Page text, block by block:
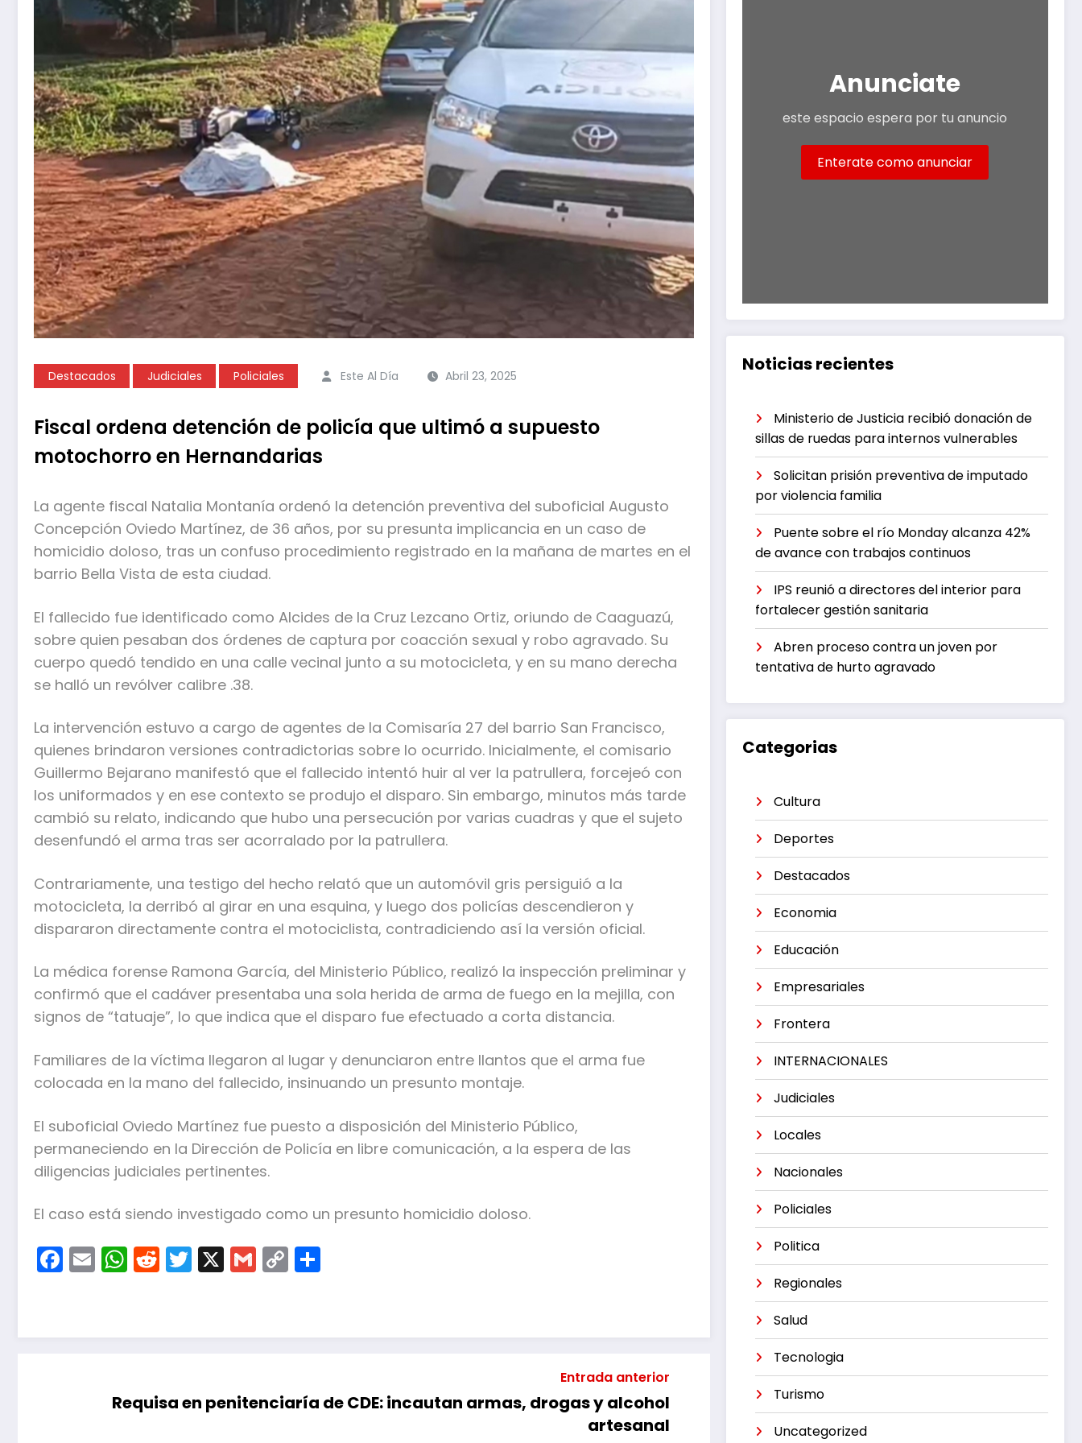
Destacados Judiciales Policiales Este Al Día Abril 23, 2025
Fiscal ordena detención de policía que ultimó a supuesto
motochorro en Hernandarias
La agente fiscal Natalia Montanía ordenó la detención preventiva del suboficial Augusto
Concepción Oviedo Martínez, de 36 años, por su presunta implicancia en un caso de
homicidio doloso, tras un confuso procedimiento registrado en la mañana de martes en el
barrio Bella Vista de esta ciudad.
El fallecido fue identificado como Alcides de la Cruz Lezcano Ortiz, oriundo de Caaguazú,
sobre quien pesaban dos órdenes de captura por coacción sexual y robo agravado. Su
cuerpo quedó tendido en una calle vecinal junto a su motocicleta, y en su mano derecha
se halló un revólver calibre .38.
La intervención estuvo a cargo de agentes de la Comisaría 27 del barrio San Francisco,
quienes brindaron versiones contradictorias sobre lo ocurrido. Inicialmente, el comisario
Guillermo Bejarano manifestó que el fallecido intentó huir al ver la patrullera, forcejeó con
los uniformados y en ese contexto se produjo el disparo. Sin embargo, minutos más tarde
cambió su relato, indicando que hubo una persecución por varias cuadras y que el sujeto
desenfundó el arma tras ser acorralado por la patrullera.
Contrariamente, una testigo del hecho relató que un automóvil gris persiguió a la
motocicleta, la derribó al girar en una esquina, y luego dos policías descendieron y
dispararon directamente contra el motociclista, contradiciendo así la versión oficial.
La médica forense Ramona García, del Ministerio Público, realizó la inspección preliminar y
confirmó que el cadáver presentaba una sola herida de arma de fuego en la mejilla, con
signos de “tatuaje”, lo que indica que el disparo fue efectuado a corta distancia.
Familiares de la víctima llegaron al lugar y denunciaron entre llantos que el arma fue
colocada en la mano del fallecido, insinuando un presunto montaje.
El suboficial Oviedo Martínez fue puesto a disposición del Ministerio Público,
permaneciendo en la Dirección de Policía en libre comunicación, a la espera de las
diligencias judiciales pertinentes.
El caso está siendo investigado como un presunto homicidio doloso.
Facebook
EmailWhatsApp
Reddit
Twitter
X Gmail
Copy
Link
Entrada anterior
Requisa en penitenciaría de CDE: incautan armas, drogas y alcohol
artesanal
Anunciate
este espacio espera por tu anuncio
Enterate como anunciar
Noticias recientes
Ministerio de Justicia recibió donación de
sillas de ruedas para internos vulnerables
Solicitan prisión preventiva de imputado
por violencia familia
Puente sobre el río Monday alcanza 42%
de avance con trabajos continuos
IPS reunió a directores del interior para
fortalecer gestión sanitaria
Abren proceso contra un joven por
tentativa de hurto agravado
Categorias
Cultura
Deportes
Destacados
Economia
Educación
Empresariales
Frontera
INTERNACIONALES
Judiciales
Locales
Nacionales
Policiales
Politica
Regionales
Salud
Tecnologia
Turismo
Uncategorized